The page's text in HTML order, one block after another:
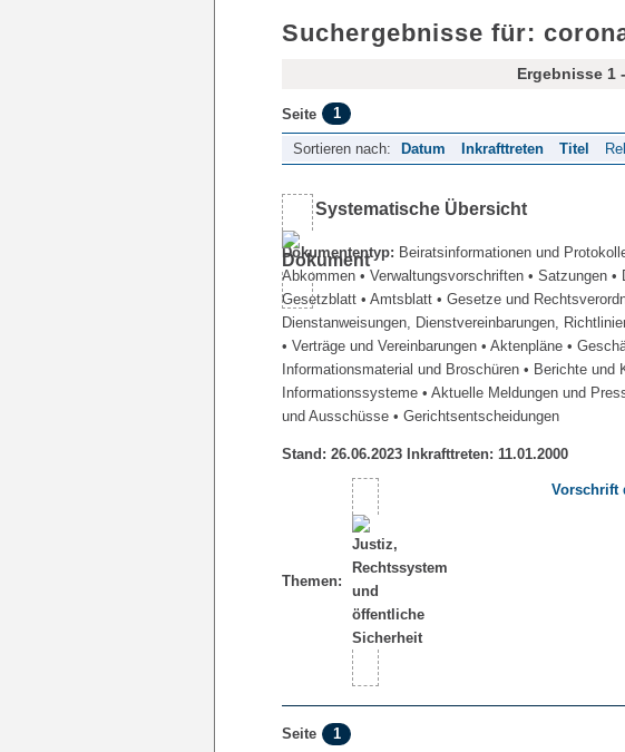
Suchergebnisse für:
Ergebnisse 1
Seite 1
Sortieren nach: Datum Inkrafttreten Titel
Systematische Übersicht
Dokumententyp: Beiratsinformationen und
Abkommen • Verwaltungsvorschriften • Satzungen •
Gesetzblatt • Amtsblatt • Gesetze und
Dienstanweisungen, Dienstvereinbarungen,
• Verträge und Vereinbarungen • Aktenpläne •
Informationsmaterial und Broschüren • Berichte und
Informationssysteme • Aktuelle Meldungen und
und Ausschüsse • Gerichtsentscheidungen
Stand: 26.06.2023 Inkrafttreten: 11.01.2000
Themen:
Vorschrift
Seite 1